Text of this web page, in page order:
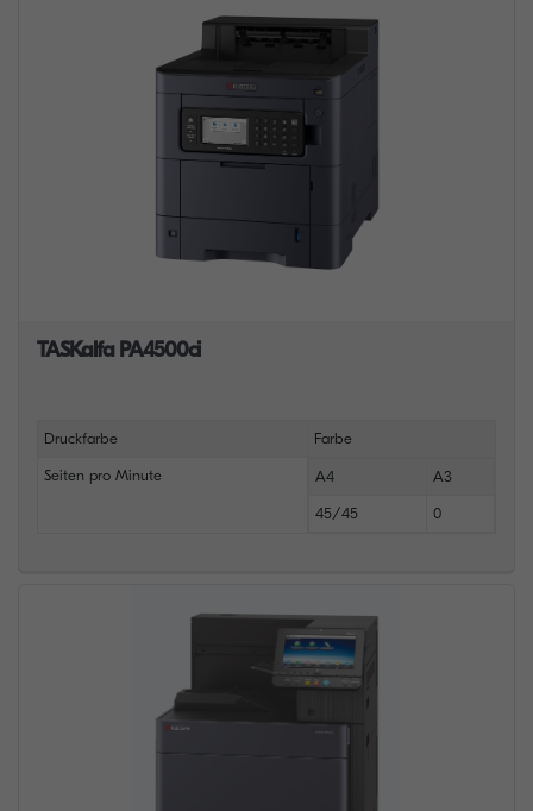
TASKalfa PA4500ci
Druckfarbe Farbe
Seiten pro Minute A4 A3
45/45 0